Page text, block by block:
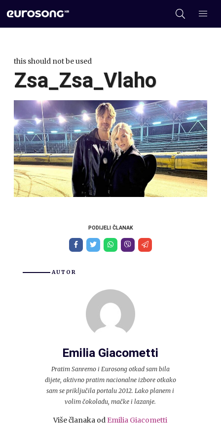
this should not be used
Zsa_Zsa_Vlaho
PODIJELI ČLANAK
AUTOR
Emilia Giacometti
Pratim Sanremo i Eurosong otkad sam bila
dijete, aktivno pratim nacionalne izbore otkako
sam se priključila portalu 2012. Lako planem i
volim čokoladu, mačke i lazanje.
Više članaka od Emilia Giacometti